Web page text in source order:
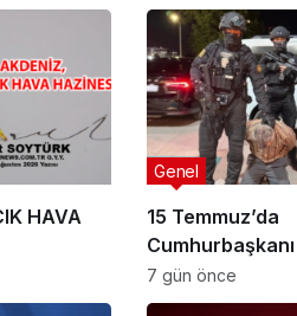
HAVA
15 Temmuz’da
Suikast
FETÖ Firarisi
Genel
7 gün önce